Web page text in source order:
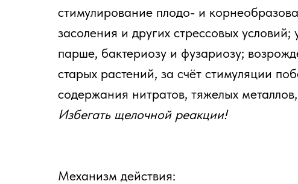
стимулирование плодо- и
засоления и других стрессовых условий;
парше, бактериозу и фузариозу;
старых растений, за счёт стимуляции
содержания нитратов, тяжелых
Избегать щелочной реакции!
Механизм действия: